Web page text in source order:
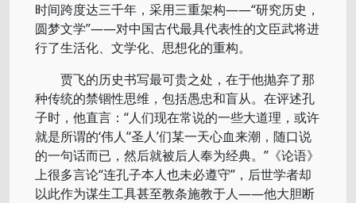
时间跨度达三千年，采用三重架构——“研究历史，
圆梦文学”——对中国古代最具代表性的文臣武将进
行了生活化、文学化、思想化的重构。
贾飞的历史书写最可贵之处，在于他抛弃了那
种传统的禁锢性思维，包括愚忠和盲从。在评述孔
子时，他直言：“人们现在常说的一些大道理，或许
就是所谓的‘伟人’‘圣人’们某一天心血来潮，随口说
的一句话而已，然后就被后人奉为经典。”《论语》
上很多言论“连孔子本人也未必遵守”，后世学者却
以此作为谋生工具甚至教条施教于人——他大胆断